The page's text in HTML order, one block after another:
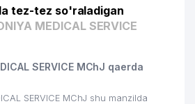
MARKAZI
KORXONASI 135 м
tez-tez so'raladigan
MEDICAL SERVICE
SERVICE MChJ qaerda
SERVICE MChJ shu manzilda